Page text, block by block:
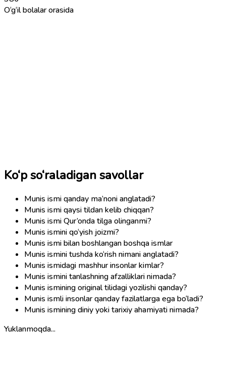
O‘g‘il bolalar orasida
Ko‘p so‘raladigan savollar
Munis ismi qanday ma’noni anglatadi?
Munis ismi qaysi tildan kelib chiqqan?
Munis ismi Qur’onda tilga olinganmi?
Munis ismini qo‘yish joizmi?
Munis ismi bilan boshlangan boshqa ismlar
Munis ismini tushda ko‘rish nimani anglatadi?
Munis ismidagi mashhur insonlar kimlar?
Munis ismini tanlashning afzalliklari nimada?
Munis ismining original tilidagi yozilishi qanday?
Munis ismli insonlar qanday fazilatlarga ega bo‘ladi?
Munis ismining diniy yoki tarixiy ahamiyati nimada?
Yuklanmoqda...